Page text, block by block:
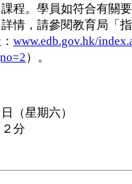
課程。學員如符合有關
情，請參閱教育局「
www.edb.gov.hk/
）。
（星期六）
分